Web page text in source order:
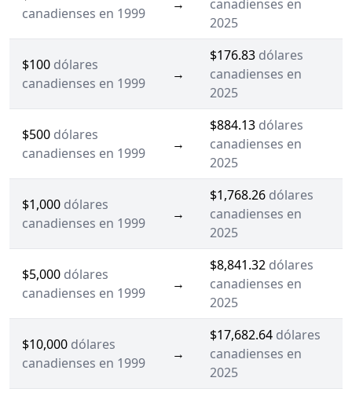
canadienses en 1999
→
canadienses en
2025
$100 dólares
canadienses en 1999
→
$176.83 dólares
canadienses en
2025
$500 dólares
canadienses en 1999
→
$884.13 dólares
canadienses en
2025
$1,000 dólares
canadienses en 1999
→
$1,768.26 dólares
canadienses en
2025
$5,000 dólares
canadienses en 1999
→
$8,841.32 dólares
canadienses en
2025
$10,000 dólares
canadienses en 1999
→
$17,682.64 dólares
canadienses en
2025